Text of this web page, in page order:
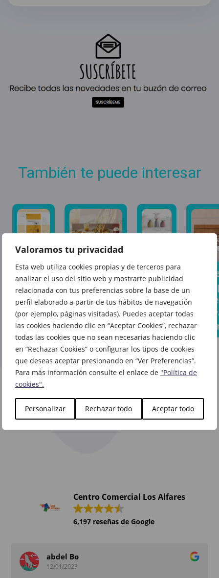
Valoramos tu privacidad
Esta web utiliza cookies propias y de terceros para
analizar el uso del sitio web y mostrarte publicidad
relacionada con tus preferencias sobre la base de un
perfil elaborado a partir de tus hábitos de navegación
(por ejemplo, páginas visitadas). Puedes aceptar todas
las cookies haciendo clic en “Aceptar Cookies”, rechazar
todas las cookies que no sean necesarias haciendo clic
en “Rechazar Cookies” o configurar los tipos de cookies
que deseas aceptar presionando en “Ver Preferencias”.
Para más información consulte el enlace de "Política de
cookies".
Personalizar Rechazar todo Aceptar todo
También te puede interesar
El libro
del
que
todo el
mundo
habla
ya te
espera
en La
Casa
del
Libro
Tus
sándwiches
favoritos
ahora
saben aún
mejor en
Vips
vida a
cada
rincón
de tu
casa
La
la
cole
Centro Comercial Los Alfares
6,197 reseñas de Google
abdel Bo
12/01/2023